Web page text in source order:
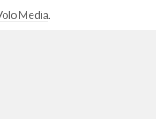
Media